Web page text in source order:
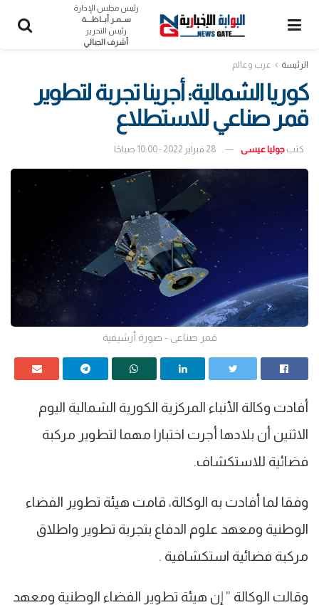
رئيس مجلس الإدارة
ســمـر أبــاظــــة
رئيس التحرير
أشرف الجبالي
الرئيسة عرب وعالم
كوريا الشمالية: أجرينا تجربة لتطوير
قمر صناعي للاستطلاع
كتب جوليا عيسى 28 فبراير 2022 - 10:00 صباحًا
قمر صناعى - صورة أرشيفية
أفادت وكالة الأنباء المركزية الكورية الشمالية اليوم
الاثنين أن بلادها أجرت اختبارا مهما لتطوير مركبة
فضائية للاستكشاف.
وفقا لما أفادت به الوكالة، قامت هيئة تطوير الفضاء
الوطنية ومعهد علوم الدفاع بتجربة تطوير واطلاق
مركبة فضائية استكشافية .
وقالت الوكالة ” إن هيئة تطوير الفضاء الوطنية ومعهد